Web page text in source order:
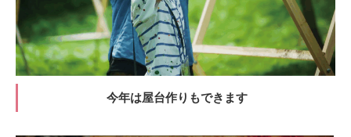
今年は屋台作りもできます